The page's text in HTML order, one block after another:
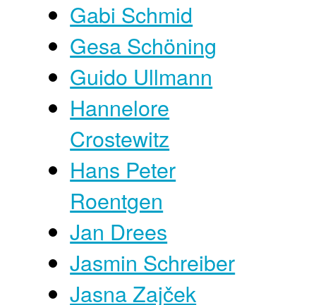
Gabi Schmid
Gesa Schöning
Guido Ullmann
Hannelore
Crostewitz
Hans Peter
Roentgen
Jan Drees
Jasmin Schreiber
Jasna Zajček